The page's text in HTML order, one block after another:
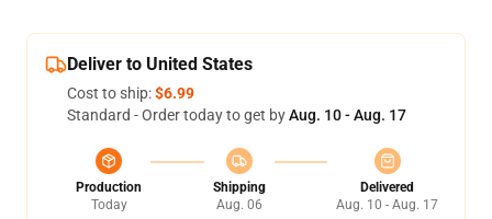
Deliver to United States
Cost to ship:$6.99
Standard - Order today to get byAug. 10 - Aug. 17
Production
Today
Shipping
Aug. 06
Delivered
Aug. 10 - Aug. 17